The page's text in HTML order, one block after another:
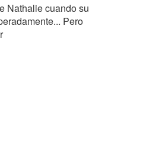
Nathalie cuando su
Pero